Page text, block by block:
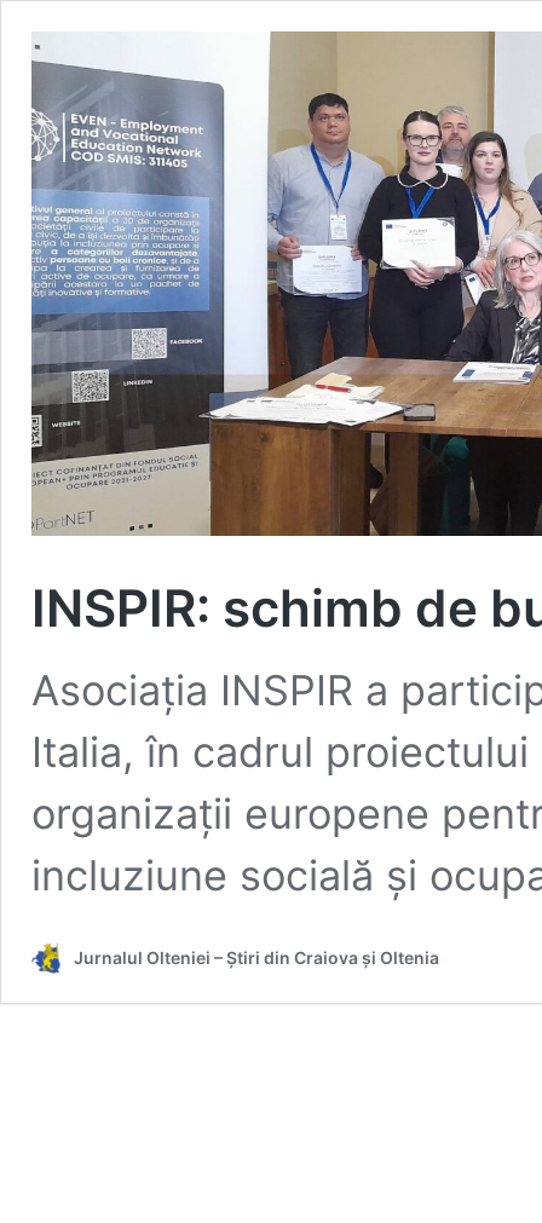
INSPIR: schimb de
Asociația INSPIR a
Italia, în cadrul
organizații europene
incluziune socială și
Jurnalul Olteniei – Știri din Craiova și Oltenia